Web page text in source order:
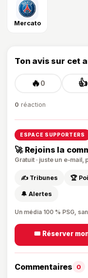
Mercato
Ton avis sur cet
🔥0 👍
0 réaction
ESPACE SUPPORTERS
🚀 Rejoins la
Gratuit · juste un e-mail,
✍️ Tribunes 🏆
🔔 Alertes
Un média 100 % PSG,
🎟️ Réserver
Commentaires 0